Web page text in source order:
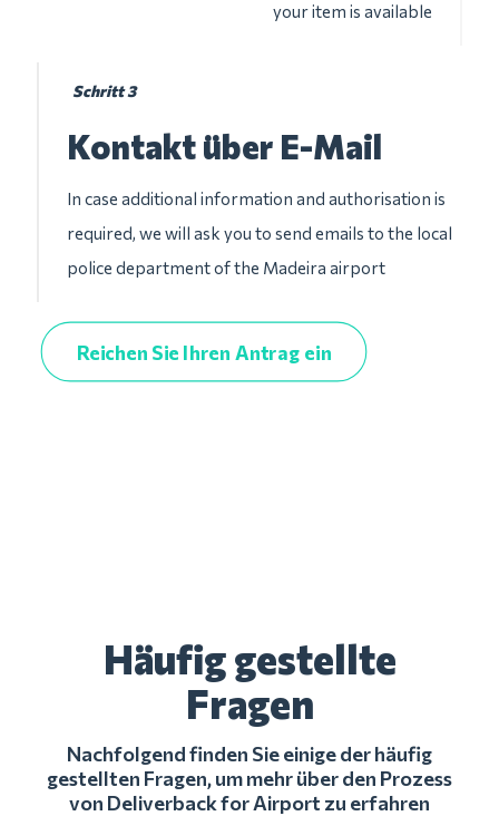
your item is available
Schritt 3
Kontakt über E-Mail
In case additional information and authorisation is
required, we will ask you to send emails to the local
police department of the Madeira airport
Reichen Sie Ihren Antrag ein
Häufig gestellte
Fragen
Nachfolgend finden Sie einige der häufig
gestellten Fragen, um mehr über den Prozess
von Deliverback for Airport zu erfahren